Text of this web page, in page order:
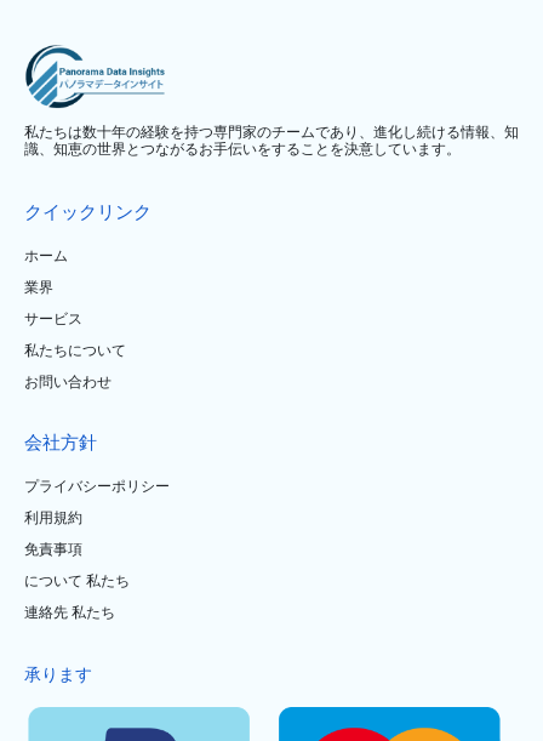
私たちは数十年の経験を持つ専門家のチームであり、進化し続ける情報、知
識、知恵の世界とつながるお手伝いをすることを決意しています。
クイックリンク
ホーム
業界
サービス
私たちについて
お問い合わせ
会社方針
プライバシーポリシー
利用規約
免責事項
について 私たち
連絡先 私たち
承ります